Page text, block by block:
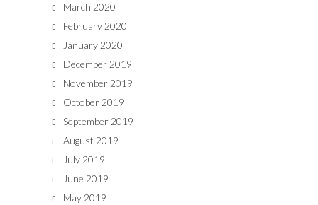
March 2020
February 2020
January 2020
December 2019
November 2019
October 2019
September 2019
August 2019
July 2019
June 2019
May 2019